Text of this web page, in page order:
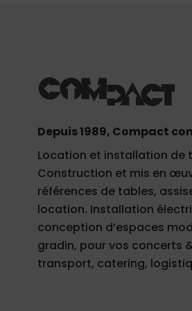
Depuis 1989, Compact
Location et installation de
Construction et mis en
références de tables,
location. Installation
conception d’espaces
gradin, pour vos concerts
transport, catering,